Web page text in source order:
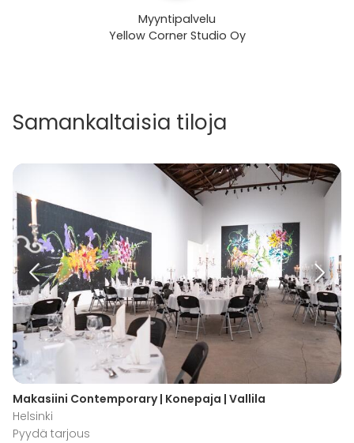
Myyntipalvelu
Yellow Corner Studio Oy
Samankaltaisia tiloja
Makasiini Contemporary | Konepaja | Vallila
Helsinki
Pyydä tarjous